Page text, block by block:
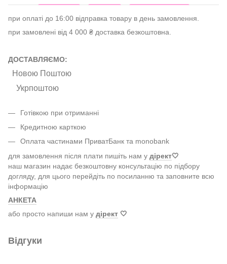
при оплаті до 16:00 відправка товару в день замовлення.
при замовлені від 4 000 ₴ доставка безкоштовна.
ДОСТАВЛЯЄМО:
Новою Поштою
Укрпоштою
Готівкою при отриманні
Кредитною карткою
Оплата частинами ПриватБанк та monobank
для замовлення після плати пишіть нам у дірект🤍
наш магазин надає безкоштовну консультацію по підбору
догляду, для цього перейдіть по посиланню та заповните всю
інформацію
АНКЕТА
або просто напиши нам у дірект 🤍
Відгуки